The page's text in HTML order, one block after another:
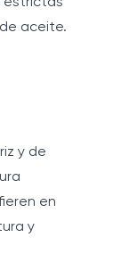
aceite.
y de
en
y